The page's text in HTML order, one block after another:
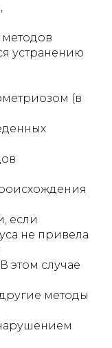
устранению
(в
если
не привела
этом случае
методы